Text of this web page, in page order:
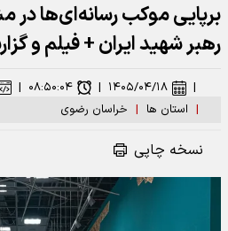
برپایی موکب رسانه‌ای‌ها در
رهبر شهید ایران + فیلم و
| استان ها | خراسان رضوی
| ۱۴۰۵/۰۴/۱۸ | ۰۸:۵۰:۰۴ |
نسخه چاپی